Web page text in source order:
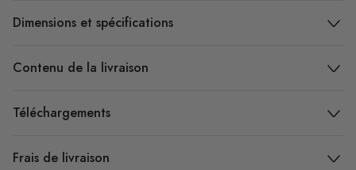
Dimensions et spécifications
Contenu de la livraison
Téléchargements
Frais de livraison